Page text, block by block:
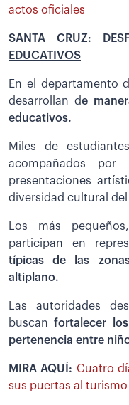
actos oficiales
SANTA CRUZ:
EDUCATIVOS
En el departamento
desarrollan de
educativos.
Miles de
acompañados por
presentaciones
diversidad cultural del
Los más
participan en
típicas de las
altiplano.
Las autoridades
buscanfortalecer
pertenencia entre
MIRA AQUÍ: Cuatro
sus puertas al